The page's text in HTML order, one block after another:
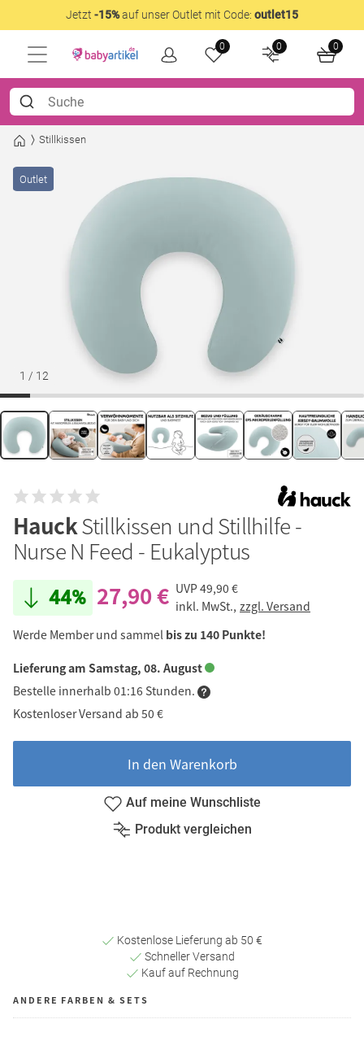
Jetzt -15%auf unser Outlet mit Code: outlet15
0 0 0
Stillkissen
1 / 12
Outlet
HauckStillkissen und Stillhilfe -
Nurse N Feed - Eukalyptus
44% 27,90 € UVP49,90 €
inkl. MwSt., zzgl. Versand
Werde Member und sammel bis zu 140 Punkte!
Lieferung am Samstag, 08. August
Bestelle innerhalb 01:16 Stunden.
Kostenloser Versand ab 50 €
In den Warenkorb
Auf meine Wunschliste
Produkt vergleichen
Kostenlose Lieferung ab 50 €
Schneller Versand
Kauf auf Rechnung
ANDERE FARBEN & SETS